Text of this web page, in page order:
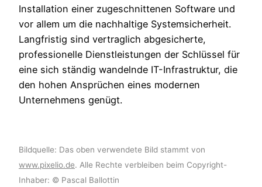
Installation einer zugeschnittenen Software und
vor allem um die nachhaltige Systemsicherheit.
Langfristig sind vertraglich abgesicherte,
professionelle Dienstleistungen der Schlüssel für
eine sich ständig wandelnde IT-Infrastruktur, die
den hohen Ansprüchen eines modernen
Unternehmens genügt.
Bildquelle: Das oben verwendete Bild stammt von
www.pixelio.de. Alle Rechte verbleiben beim Copyright-
Inhaber: © Pascal Ballottin